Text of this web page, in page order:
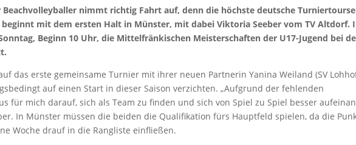
Beachvolleyballer nimmt richtig Fahrt auf, denn die höchste deutsche
beginnt mit dem ersten Halt in Münster, mit dabei Viktoria Seeber vom TV Altdorf.
Beginn 10 Uhr, die Mittelfränkischen Meisterschaften der U17-Jugend bei
das erste gemeinsame Turnier mit ihrer neuen Partnerin Yanina Weiland (SV
auf einen Start in dieser Saison verzichten. „Aufgrund der fehlenden
für mich darauf, sich als Team zu finden und sich von Spiel zu Spiel besser
In Münster müssen die beiden die Qualifikation fürs Hauptfeld spielen, da die
Woche drauf in die Rangliste einfließen.